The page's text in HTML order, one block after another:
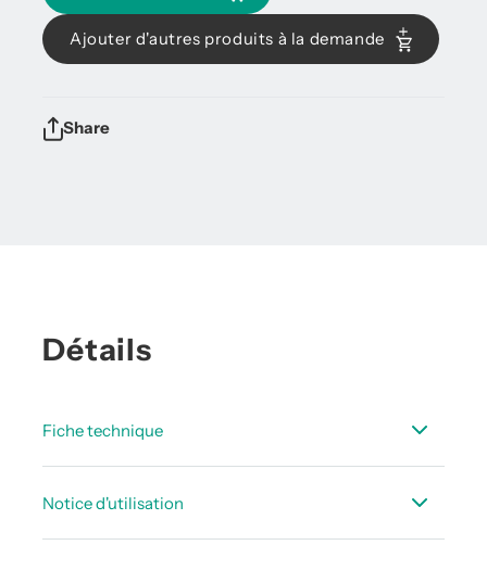
Ajouter d'autres produits à la demande
Share
Détails
Fiche technique
Notice d'utilisation